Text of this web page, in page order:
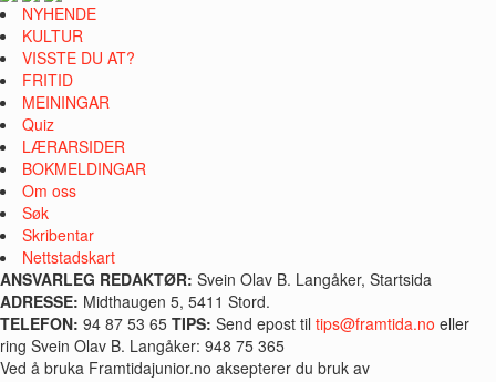
NYHENDE
KULTUR
VISSTE DU AT?
FRITID
MEININGAR
Quiz
LÆRARSIDER
BOKMELDINGAR
Om oss
Søk
Skribentar
Nettstadskart
ANSVARLEG REDAKTØR: Svein Olav B. Langåker, Startsida
ADRESSE: Midthaugen 5, 5411 Stord.
TELEFON: 94 87 53 65 TIPS: Send epost til tips@framtida.no eller
ring Svein Olav B. Langåker: 948 75 365
Ved å bruka Framtidajunior.no aksepterer du bruk av